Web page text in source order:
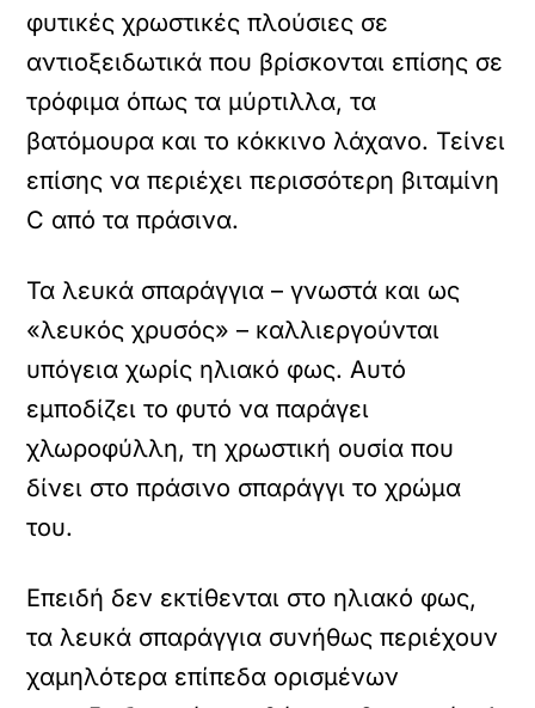
φυτικές χρωστικές πλούσιες σε
αντιοξειδωτικά που βρίσκονται επίσης σε
τρόφιμα όπως τα μύρτιλλα, τα
βατόμουρα και το κόκκινο λάχανο. Τείνει
επίσης να περιέχει περισσότερη βιταμίνη
C από τα πράσινα.
Τα λευκά σπαράγγια – γνωστά και ως
«λευκός χρυσός» – καλλιεργούνται
υπόγεια χωρίς ηλιακό φως. Αυτό
εμποδίζει το φυτό να παράγει
χλωροφύλλη, τη χρωστική ουσία που
δίνει στο πράσινο σπαράγγι το χρώμα
του.
Επειδή δεν εκτίθενται στο ηλιακό φως,
τα λευκά σπαράγγια συνήθως περιέχουν
χαμηλότερα επίπεδα ορισμένων